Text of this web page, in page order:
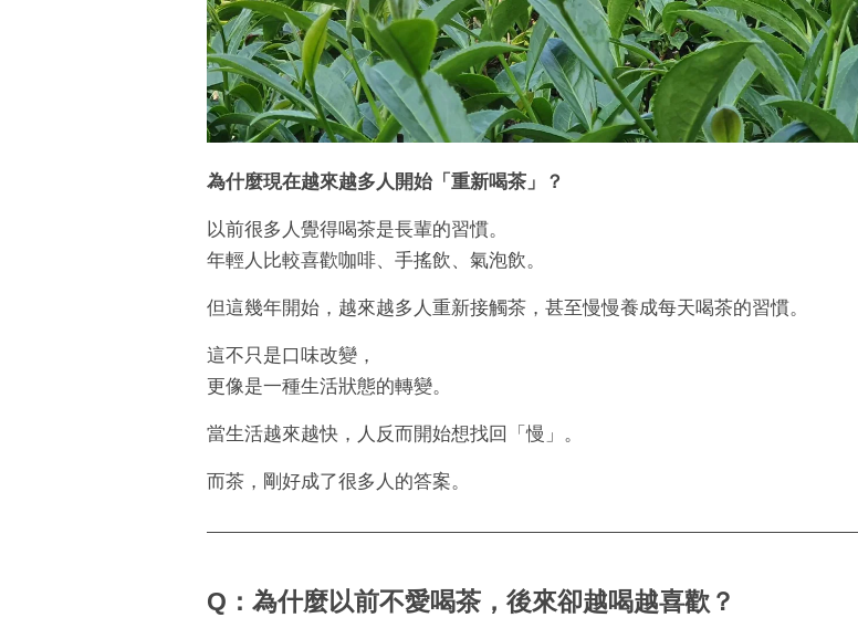
為什麼現在越來越多人開始「重新喝茶」？
以前很多人覺得喝茶是長輩的習慣。
年輕人比較喜歡咖啡、手搖飲、氣泡飲。
但這幾年開始，越來越多人重新接觸茶，甚至慢慢養成每天喝茶的習慣。
這不只是口味改變，
更像是一種生活狀態的轉變。
當生活越來越快，人反而開始想找回「慢」。
而茶，剛好成了很多人的答案。
Q：為什麼以前不愛喝茶，後來卻越喝越喜歡？